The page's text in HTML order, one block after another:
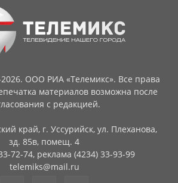
ООО РИА «Телемикс». Все права
материалов возможна после
с редакцией.
край, г. Уссурийск, ул. Плеханова,
зд. 85в, помещ. 4
72-74, реклама (4234) 33-93-99
telemiks@mail.ru